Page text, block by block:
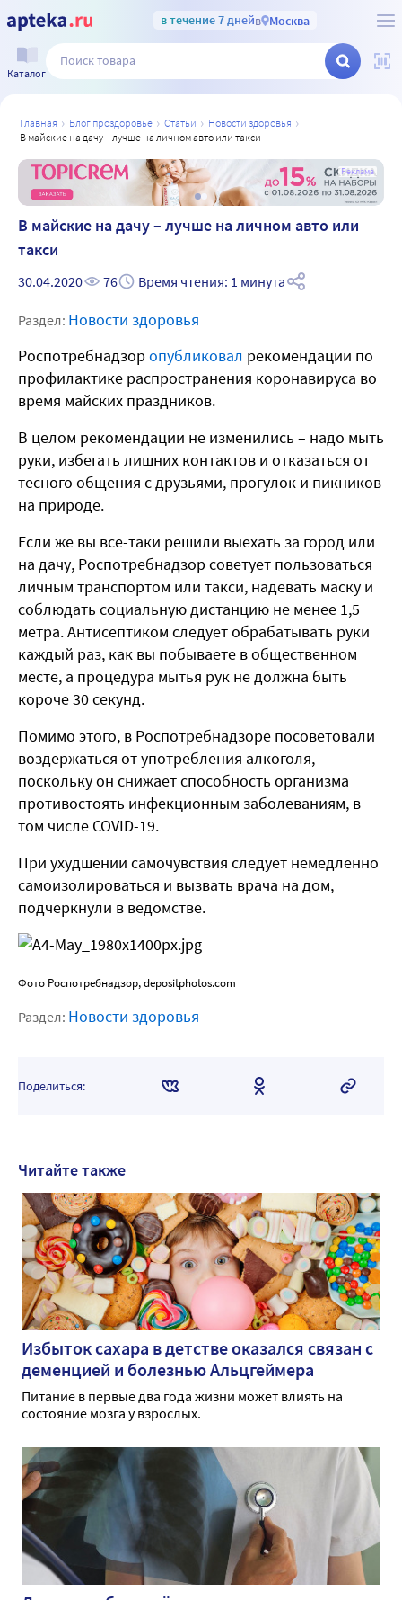
в течение 7 днейв Москва
Каталог
главная блог проздоровье статьи
новости здоровья
в майские на дачу – лучше на личном авто или такси
Реклама
В майские на дачу – лучше на личном авто или
такси
30.04.2020 76 Время чтения: 1 минута
Раздел: Новости здоровья
Роспотребнадзоропубликовал рекомендации по
профилактике распространения коронавируса во
время майских праздников.
В целом рекомендации не изменились – надо мыть
руки, избегать лишних контактов и отказаться от
тесного общения с друзьями, прогулок и пикников
на природе.
Если же вы все-таки решили выехать за город или
на дачу, Роспотребнадзор советует пользоваться
личным транспортом или такси, надевать маску и
соблюдать социальную дистанцию не менее 1,5
метра. Антисептиком следует обрабатывать руки
каждый раз, как вы побываете в общественном
месте, а процедура мытья рук не должна быть
короче 30 секунд.
Помимо этого, в Роспотребнадзоре посоветовали
воздержаться от употребления алкоголя,
поскольку он снижает способность организма
противостоять инфекционным заболеваниям, в
том числе COVID-19.
При ухудшении самочувствия следует немедленно
самоизолироваться и вызвать врача на дом,
подчеркнули в ведомстве.
Фото Роспотребнадзор, depositphotos.com
Раздел: Новости здоровья
Поделиться:
Читайте также
Избыток сахара в детстве оказался связан с
деменцией и болезнью Альцгеймера
Питание в первые два года жизни может влиять на
состояние мозга у взрослых.